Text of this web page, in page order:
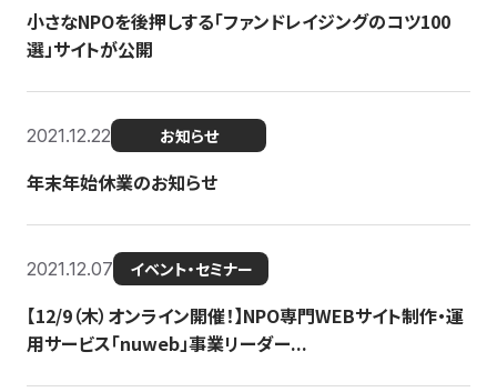
小さなNPOを後押しする「ファンドレイジングのコツ100
選」サイトが公開
2021.12.22 お知らせ
年末年始休業のお知らせ
2021.12.07 イベント・セミナー
【12/9（木）オンライン開催！】NPO専門WEBサイト制作・運
用サービス「nuweb」事業リーダー...